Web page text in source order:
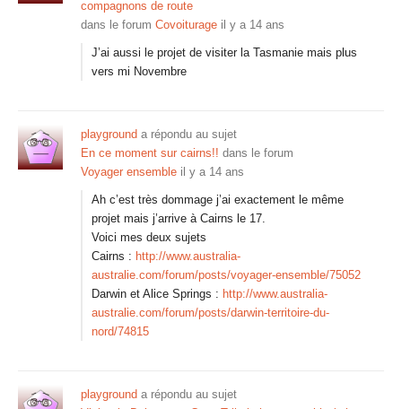
compagnons de route
dans le forum Covoiturage il y a 14 ans
J’ai aussi le projet de visiter la Tasmanie mais plus
vers mi Novembre
playground a répondu au sujet
En ce moment sur cairns!! dans le forum
Voyager ensemble il y a 14 ans
Ah c’est très dommage j’ai exactement le même
projet mais j’arrive à Cairns le 17.
Voici mes deux sujets
Cairns : http://www.australia-
australie.com/forum/posts/voyager-ensemble/75052
Darwin et Alice Springs : http://www.australia-
australie.com/forum/posts/darwin-territoire-du-
nord/74815
playground a répondu au sujet